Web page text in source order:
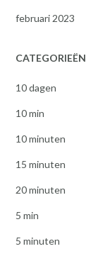
februari 2023
CATEGORIEËN
10 dagen
10 min
10 minuten
15 minuten
20 minuten
5 min
5 minuten